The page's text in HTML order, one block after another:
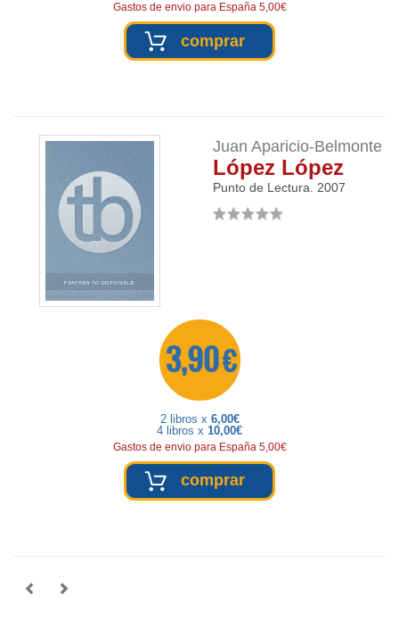
Gastos de envio para España 5,00€
comprar
Juan Aparicio-Belmonte
López López
Punto de Lectura. 2007
3,90 €
2 libros x 6,00€
4 libros x 10,00€
Gastos de envio para España 5,00€
comprar